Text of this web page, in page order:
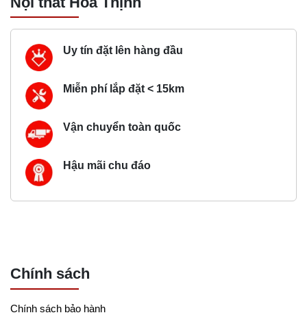
Uy tín đặt lên hàng đầu
Miễn phí lắp đặt < 15km
Vận chuyển toàn quốc
Hậu mãi chu đáo
Chính sách
Chính sách bảo hành